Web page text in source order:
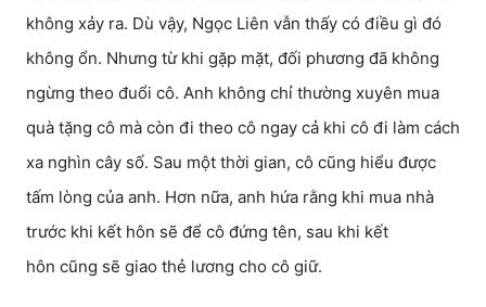
không xảy ra. Dù vậy, Ngọc Liên vẫn thấy có điều gì đó
không ổn. Nhưng từ khi gặp mặt, đối phương đã không
ngừng theo đuổi cô. Anh không chỉ thường xuyên mua
quà tặng cô mà còn đi theo cô ngay cả khi cô đi làm cách
xa nghìn cây số. Sau một thời gian, cô cũng hiểu được
tấm lòng của anh. Hơn nữa, anh hứa rằng khi mua nhà
trước khi kết hôn sẽ để cô đứng tên, sau khi kết
hôn cũng sẽ giao thẻ lương cho cô giữ.